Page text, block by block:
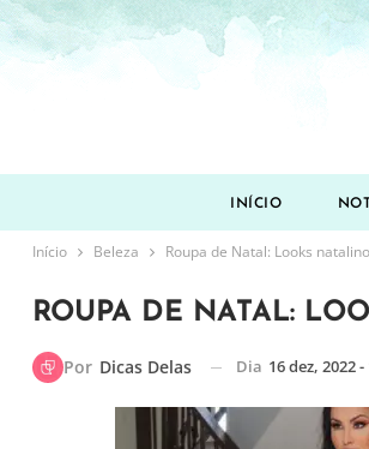
INÍCIO
Início Beleza Roupa de Natal: Looks
ROUPA DE NATAL:
Por Dicas Delas Dia 16 dez, 2022 -